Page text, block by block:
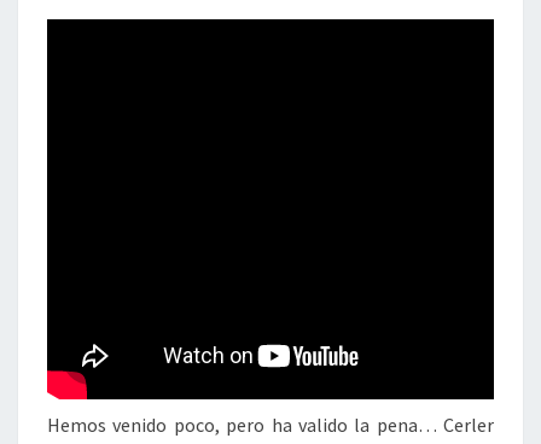
Hemos venido poco, pero ha valido la pena… Cerler